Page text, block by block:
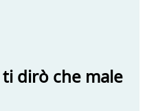
dirò che male